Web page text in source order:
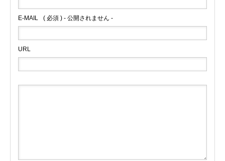
E-MAIL ( 必須 ) - 公開されません -
URL